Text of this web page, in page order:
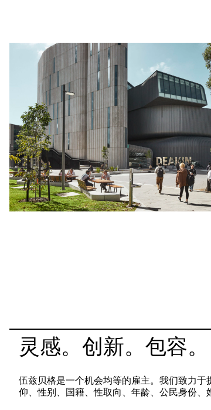
灵感。创新。包容。
伍兹贝格是一个机会均等的雇主。我们致力
仰、性别、国籍、性取向、年龄、公民身份、